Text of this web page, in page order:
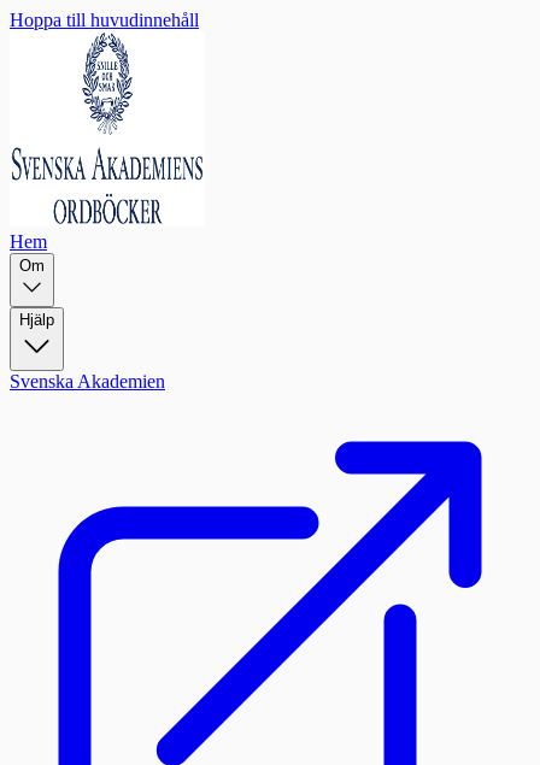
Hoppa till huvudinnehåll
Hem
Om
Hjälp
Svenska Akademien